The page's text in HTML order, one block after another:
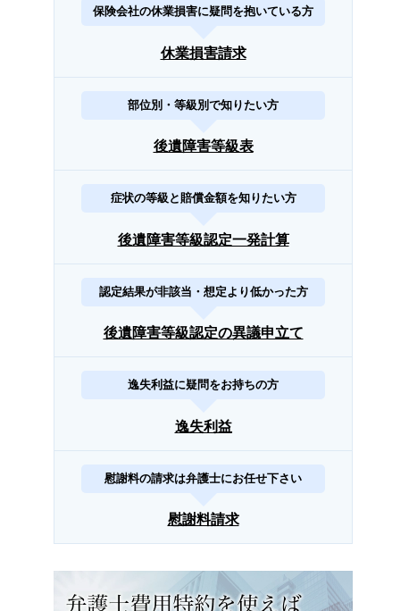
保険会社の休業損害に疑問を抱いている方
休業損害請求
部位別・等級別で知りたい方
後遺障害等級表
症状の等級と賠償金額を知りたい方
後遺障害等級認定一発計算
認定結果が非該当・想定より低かった方
後遺障害等級認定の異議申立て
逸失利益に疑問をお持ちの方
逸失利益
慰謝料の請求は弁護士にお任せ下さい
慰謝料請求